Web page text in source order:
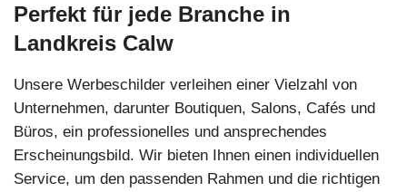
Perfekt für jede Branche in
Landkreis Calw
Unsere Werbeschilder verleihen einer Vielzahl von
Unternehmen, darunter Boutiquen, Salons, Cafés und
Büros, ein professionelles und ansprechendes
Erscheinungsbild. Wir bieten Ihnen einen individuellen
Service, um den passenden Rahmen und die richtigen